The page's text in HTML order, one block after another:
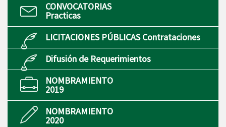
CONVOCATORIAS
Practicas
LICITACIONES PÚBLICAS Contrataciones
Difusión de Requerimientos
NOMBRAMIENTO
2019
NOMBRAMIENTO
2020